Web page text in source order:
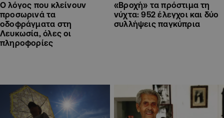
Ο λόγος που κλείνουν
προσωρινά τα
οδοφράγματα στη
Λευκωσία, όλες οι
πληροφορίες
«Βροχή» τα πρόστιμα τη
νύχτα: 952 έλεγχοι και δύο
συλλήψεις παγκύπρια